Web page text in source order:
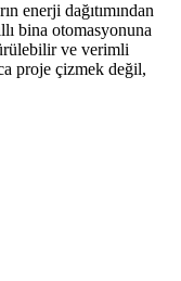
enerji dağıtımından
bina otomasyonuna
ve verimli
proje çizmek değil,